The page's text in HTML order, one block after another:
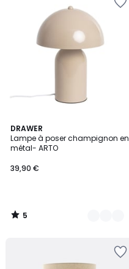
DRAWER
Lampe à poser champignon en
métal- ARTO
39,90 €
5
/
5
4
Couleurs
5
/